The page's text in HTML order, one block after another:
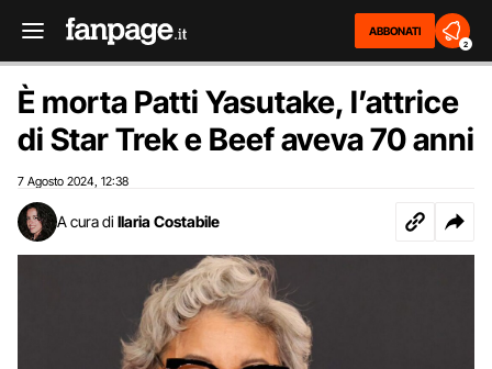
ABBONATI
2
È morta Patti Yasutake, l’attrice
di Star Trek e Beef aveva 70 anni
7 Agosto 2024 12:38
A cura di Ilaria Costabile